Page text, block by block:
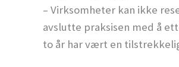
– Virksomheter kan ikke
avslutte praksisen med å
to år har vært en